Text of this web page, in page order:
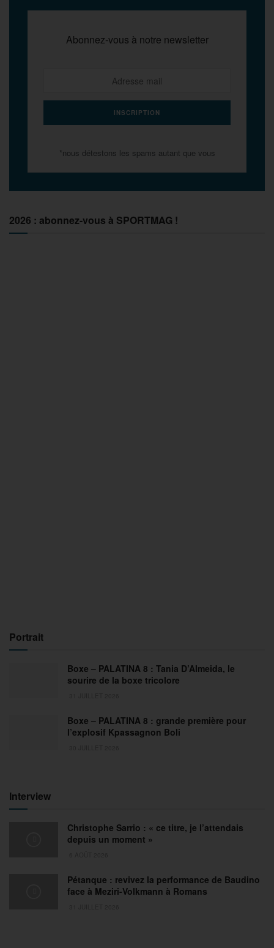
Abonnez-vous à notre newsletter
*nous détestons les spams autant que vous
2026 : abonnez-vous à SPORTMAG !
Portrait
Boxe – PALATINA 8 : Tania D’Almeida, le
sourire de la boxe tricolore
Boxe – PALATINA 8 : grande première pour
l’explosif Kpassagnon Boli
Interview
Christophe Sarrio : « ce titre, je l’attendais
depuis un moment »
Pétanque : revivez la performance de Baudino
face à Meziri-Volkmann à Romans